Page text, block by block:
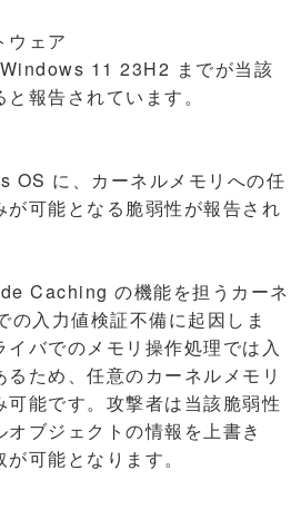
ェア
11 23H2 までが当該
報告されています。
に、カーネルメモリへの任
可能となる脆弱性が報告され
Caching の機能を担うカーネ
入力値検証不備に起因しま
バでのメモリ操作処理では入
ため、任意のカーネルメモリ
能です。攻撃者は当該脆弱性
ブジェクトの情報を上書き
可能となります。